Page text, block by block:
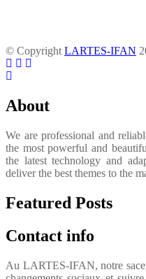
© Copyright LARTES-IFAN
About
We are professional and
the most powerful and
the latest technology and
deliver the best themes to the
Featured Posts
Contact info
Au LARTES-IFAN, notre